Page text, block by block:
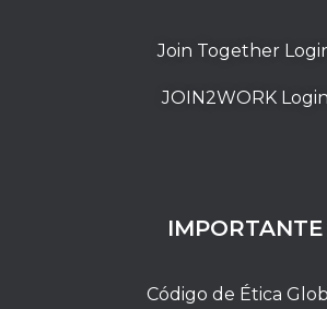
Join Together
JOIN2WORK Login
IMPORTANTE
Código de Ética